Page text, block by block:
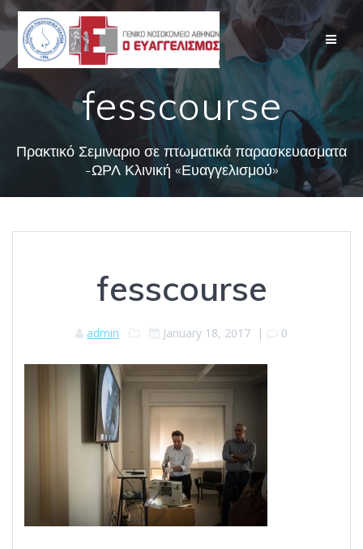
Skip
content
fesscourse
Πρακτικό Σεμιναριο σε πτωματικά παρασκευασματα
-ΩΡΛ Κλινική «Ευαγγελισμού»
fesscourse
admin January 18, 2017 | 0